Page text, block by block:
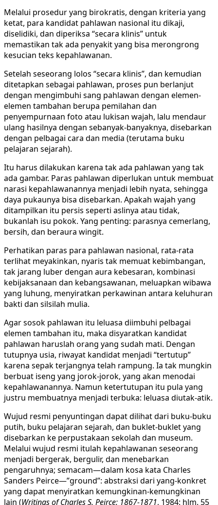
Melalui prosedur yang birokratis, dengan kriteria yang
ketat, para kandidat pahlawan nasional itu dikaji,
diselidiki, dan diperiksa “secara klinis” untuk
memastikan tak ada penyakit yang bisa merongrong
kesucian teks kepahlawanan.
Setelah seseorang lolos “secara klinis”, dan kemudian
ditetapkan sebagai pahlawan, proses pun berlanjut
dengan mengimbuhi sang pahlawan dengan elemen-
elemen tambahan berupa pemilahan dan
penyempurnaan foto atau lukisan wajah, lalu mendaur
ulang hasilnya dengan sebanyak-banyaknya, disebarkan
dengan pelbagai cara dan media (terutama buku
pelajaran sejarah).
Itu harus dilakukan karena tak ada pahlawan yang tak
ada gambar. Paras pahlawan diperlukan untuk membuat
narasi kepahlawanannya menjadi lebih nyata, sehingga
daya pukaunya bisa disebarkan. Apakah wajah yang
ditampilkan itu persis seperti aslinya atau tidak,
bukanlah isu pokok. Yang penting: parasnya cemerlang,
bersih, dan beraura wingit.
Perhatikan paras para pahlawan nasional, rata-rata
terlihat meyakinkan, nyaris tak memuat kebimbangan,
tak jarang luber dengan aura kebesaran, kombinasi
kebijaksanaan dan kebangsawanan, meluapkan wibawa
yang luhung, menyiratkan perkawinan antara keluhuran
bakti dan silsilah mulia.
Agar sosok pahlawan itu leluasa diimbuhi pelbagai
elemen tambahan itu, maka disyaratkan kandidat
pahlawan haruslah orang yang sudah mati. Dengan
tutupnya usia, riwayat kandidat menjadi “tertutup”
karena sepak terjangnya telah rampung. Ia tak mungkin
berbuat iseng yang jorok-jorok, yang akan menodai
kepahlawanannya. Namun ketertutupan itu pula yang
justru membuatnya menjadi terbuka: leluasa diutak-atik.
Wujud resmi penyuntingan dapat dilihat dari buku-buku
putih, buku pelajaran sejarah, dan buklet-buklet yang
disebarkan ke perpustakaan sekolah dan museum.
Melalui wujud resmi itulah kepahlawanan seseorang
menjadi bergerak, bergulir, dan menebarkan
pengaruhnya; semacam—dalam kosa kata Charles
Sanders Peirce—”ground”: abstraksi dari yang-konkret
yang dapat menyiratkan kemungkinan-kemungkinan
lain (Writings of Charles S. Peirce: 1867-1871, 1984: hlm. 55